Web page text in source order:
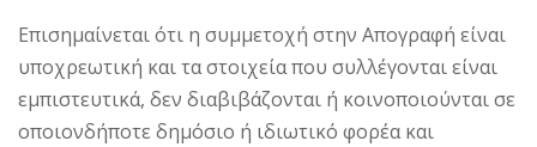
Επισημαίνεται ότι η συμμετοχή στην Απογραφή είναι
υποχρεωτική και τα στοιχεία που συλλέγονται είναι
εμπιστευτικά, δεν διαβιβάζονται ή κοινοποιούνται σε
οποιονδήποτε δημόσιο ή ιδιωτικό φορέα και